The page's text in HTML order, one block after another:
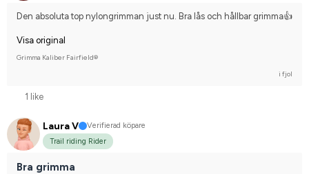
Den absoluta top nylongrimman just nu. Bra lås och hållbar grimma👍
Visa original
Grimma Kaliber Fairfield®
i fjol
1 like
Laura V
Verifierad köpare
Trail riding Rider
Bra grimma